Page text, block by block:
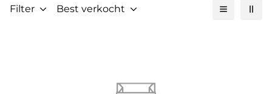
Filter Best verkocht